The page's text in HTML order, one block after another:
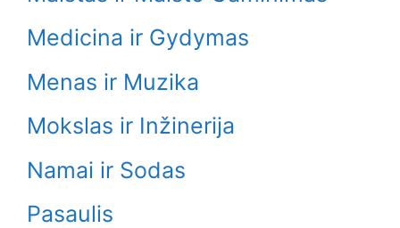
Medicina ir Gydymas
Menas ir Muzika
Mokslas ir Inžinerija
Namai ir Sodas
Pasaulis